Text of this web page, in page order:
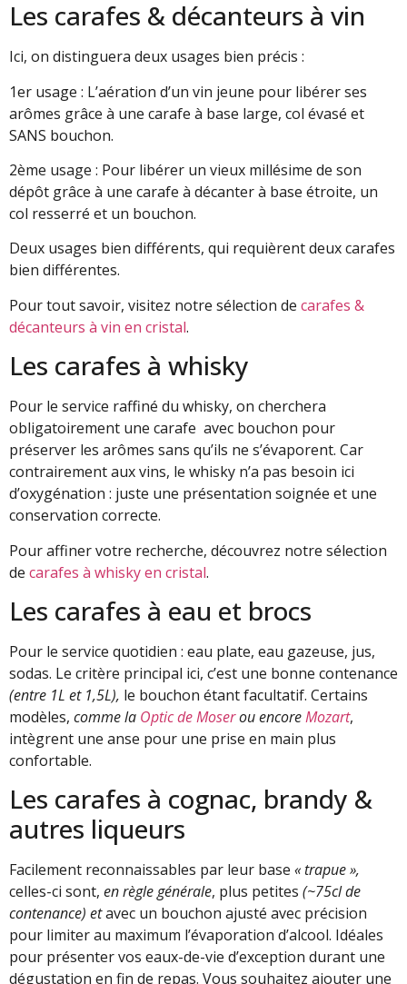
Les carafes & décanteurs à vin
Ici, on distinguera deux usages bien précis :
1er usage : L’aération d’un vin jeune pour libérer ses
arômes grâce à une carafe à base large, col évasé et
SANS bouchon.
2ème usage : Pour libérer un vieux millésime de son
dépôt grâce à une carafe à décanter à base étroite, un
col resserré et un bouchon.
Deux usages bien différents, qui requièrent deux carafes
bien différentes.
Pour tout savoir, visitez notre sélection de carafes &
décanteurs à vin en cristal.
Les carafes à whisky
Pour le service raffiné du whisky, on cherchera
obligatoirement une carafe avec bouchon pour
préserver les arômes sans qu’ils ne s’évaporent. Car
contrairement aux vins, le whisky n’a pas besoin ici
d’oxygénation : juste une présentation soignée et une
conservation correcte.
Pour affiner votre recherche, découvrez notre sélection
de carafes à whisky en cristal.
Les carafes à eau et brocs
Pour le service quotidien : eau plate, eau gazeuse, jus,
sodas. Le critère principal ici, c’est une bonne contenance
(entre 1L et 1,5L), le bouchon étant facultatif. Certains
modèles, comme la Optic de Moserou encoreMozart,
intègrent une anse pour une prise en main plus
confortable.
Les carafes à cognac, brandy &
autres liqueurs
Facilement reconnaissables par leur base « trapue »,
celles-ci sont, en règle générale, plus petites (~75cl de
contenance) etavec un bouchon ajusté avec précision
pour limiter au maximum l’évaporation d’alcool. Idéales
pour présenter vos eaux-de-vie d’exception durant une
dégustation en fin de repas. Vous souhaitez ajouter une